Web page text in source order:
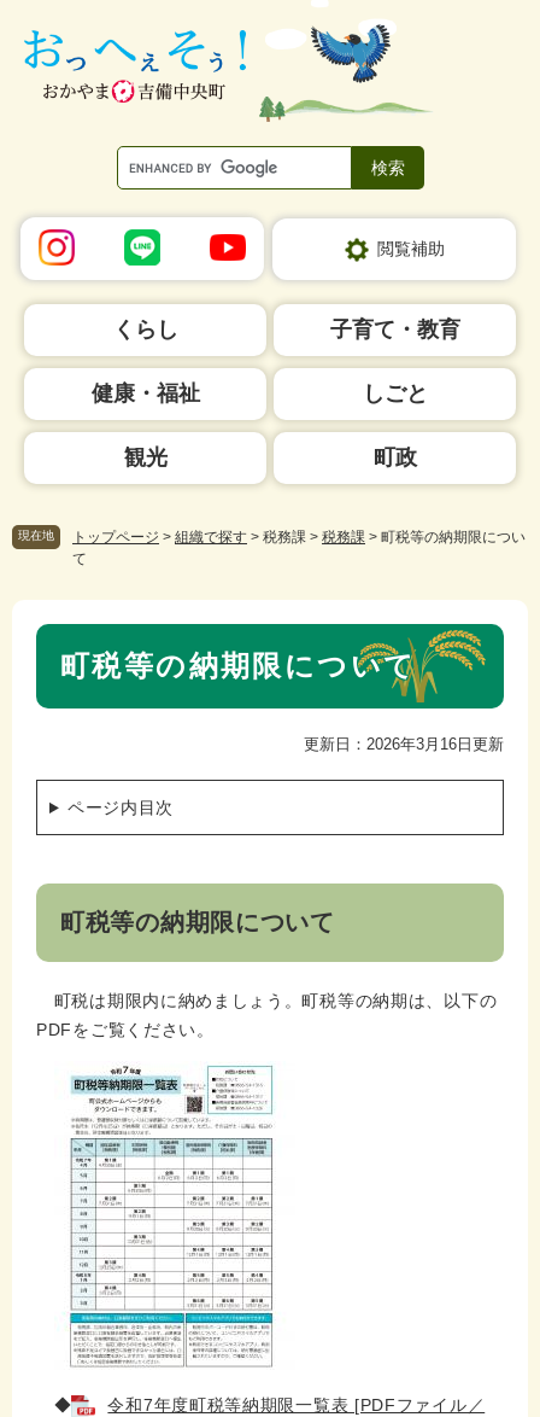
閲覧補助
くらし 子育て・教育
健康・福祉 しごと
観光 町政
現在地 トップページ > 組織で探す > 税務課 > 税務課 > 町税等の納期限につい
て
本
町税等の納期限について
更新日：2026年3月16日更新
ページ内目次
町税等の納期限について
町税は期限内に納めましょう。町税等の納期は、以下の
PDFをご覧ください。
◆
令和7年度町税等納期限一覧表 [PDFファイル／